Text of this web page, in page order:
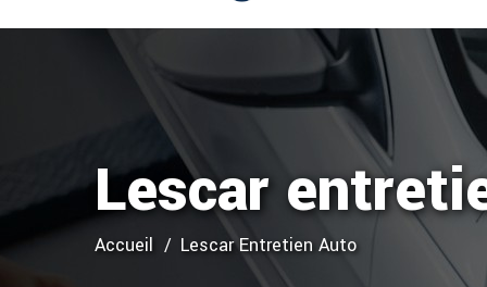
Lescar
Accueil Lescar Entretien Auto